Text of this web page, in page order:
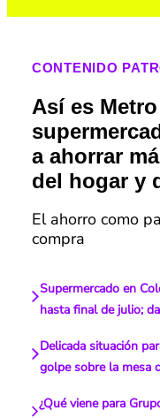
CONTENIDO
Así es
a ahorrar
del hogar y
El ahorro como
compra
Supermercado en
hasta final de julio;
Delicada situación
golpe sobre la mesa
¿Qué viene para